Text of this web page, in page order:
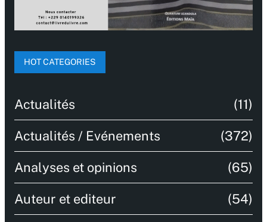
HOT CATEGORIES
Actualités (11)
Actualités / Evénements (372)
Analyses et opinions (65)
Auteur et editeur (54)